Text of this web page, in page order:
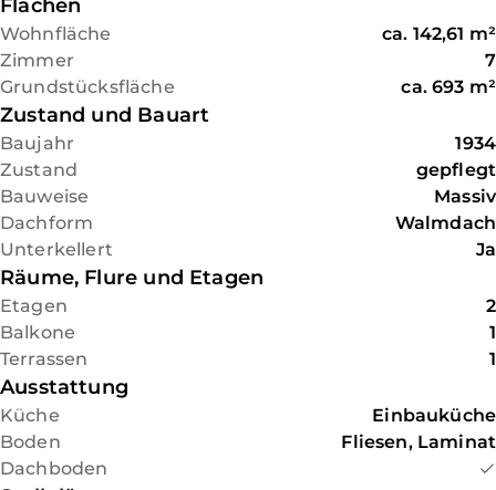
und Hobbyraum genutzt,
erneuerte Brennwertheizung
Flächen
Wohnfläche ca. 142,61 m²
Zimmer
7
Grundstücksfläche
ca. 693 m²
Zustand und Bauart
Baujahr
1934
Zustand
gepflegt
Bauweise
Massiv
Dachform
Walmdach
Unterkellert
Ja
Räume, Flure und Etagen
Etagen
2
Balkone
1
Terrassen
1
Ausstattung
Küche
Einbauküche
Boden
Fliesen, Laminat
Dachboden